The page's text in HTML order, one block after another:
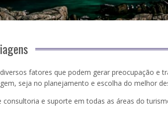
fatores que podem gerar preocupação e
seja no planejamento e escolha do melhor
consultoria e suporte em todas as áreas do